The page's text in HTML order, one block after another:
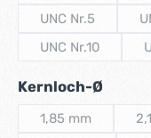
UNC Nr.5
UNC Nr.10
Kernloch-Ø
1,85 mm
(Diese Option